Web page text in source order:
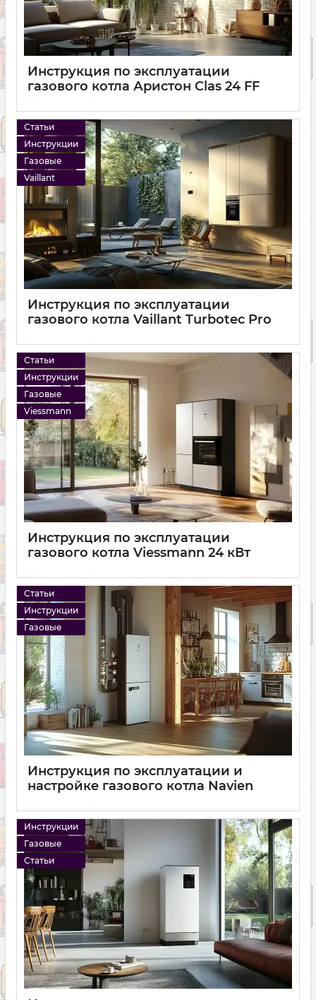
Инструкция по эксплуатации
газового котла Аристон Clas 24 FF
Статьи
Инструкции
Газовые
Vaillant
Инструкция по эксплуатации
газового котла Vaillant Turbotec Pro
Статьи
Инструкции
Газовые
Viessmann
Инструкция по эксплуатации
газового котла Viessmann 24 кВт
Статьи
Инструкции
Газовые
Инструкция по эксплуатации и
настройке газового котла Navien
Инструкции
Газовые
Статьи